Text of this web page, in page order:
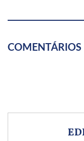
COMENTÁRIOS